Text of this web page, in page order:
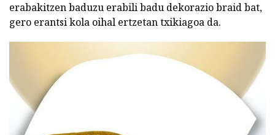
erabakitzen baduzu erabili badu dekorazio braid bat,
gero erantsi kola oihal ertzetan txikiagoa da.